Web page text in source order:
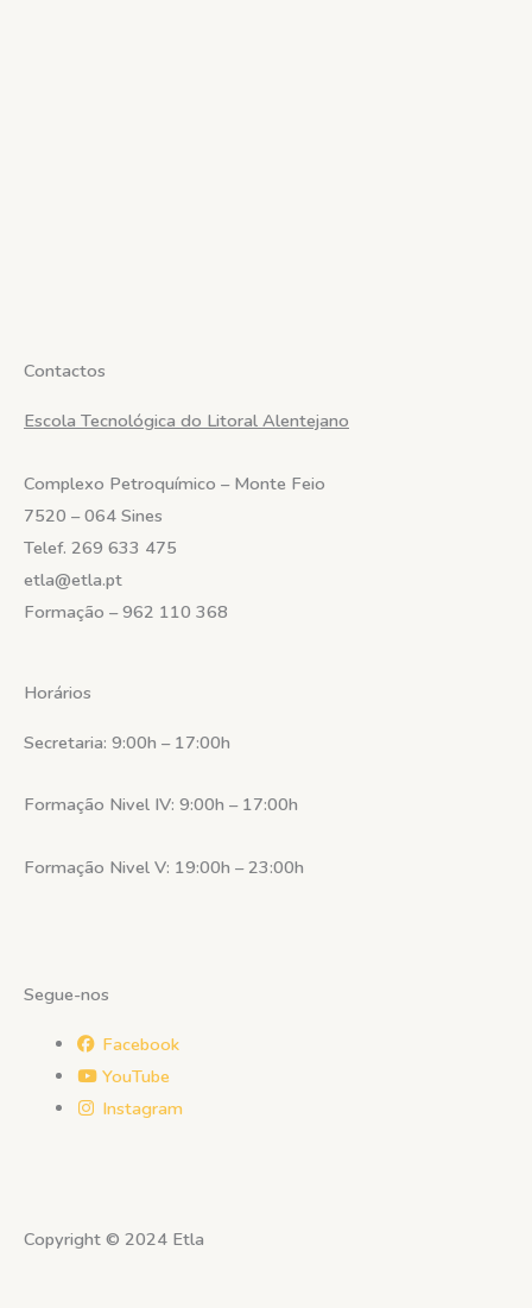
Contactos
Escola Tecnológica do Litoral Alentejano
Complexo Petroquímico – Monte Feio
7520 – 064 Sines
Telef. 269 633 475
etla@etla.pt
Formação – 962 110 368
Horários
Secretaria: 9:00h – 17:00h
Formação Nivel IV: 9:00h – 17:00h
Formação Nivel V: 19:00h – 23:00h
Segue-nos
Facebook
YouTube
Instagram
Copyright © 2024 Etla